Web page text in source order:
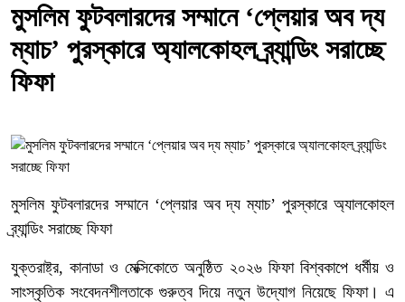
মুসলিম ফুটবলারদের সম্মানে ‘প্লেয়ার অব দ্য
ম্যাচ’ পুরস্কারে অ্যালকোহল ব্র্যান্ডিং সরাচ্ছে
ফিফা
মুসলিম ফুটবলারদের সম্মানে ‘প্লেয়ার অব দ্য ম্যাচ’ পুরস্কারে অ্যালকোহল
ব্র্যান্ডিং সরাচ্ছে ফিফা
যুক্তরাষ্ট্র, কানাডা ও মেক্সিকোতে অনুষ্ঠিত ২০২৬ ফিফা বিশ্বকাপে ধর্মীয় ও
সাংস্কৃতিক সংবেদনশীলতাকে গুরুত্ব দিয়ে নতুন উদ্যোগ নিয়েছে ফিফা। এ